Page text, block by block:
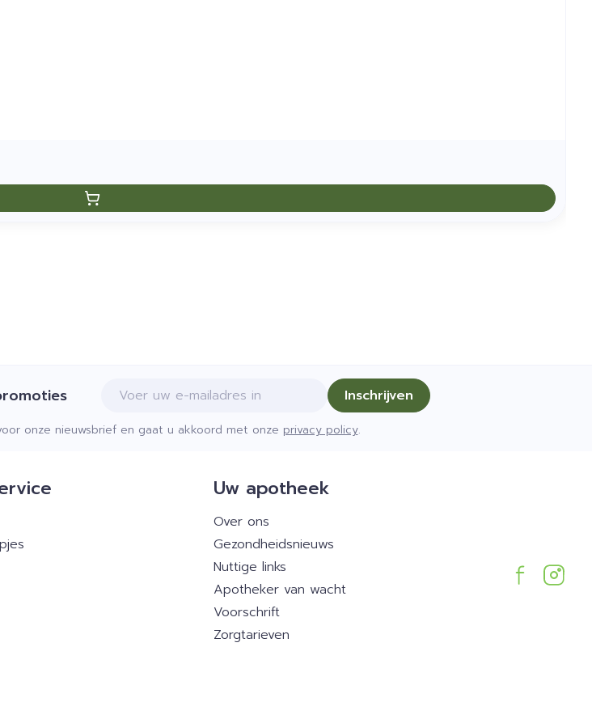
E-mail adres Inschrijven
onze nieuwsbrief en gaat u akkoord met onze privacy policy.
Uw apotheek
Over ons
Gezondheidsnieuws
Nuttige links
Apotheker van wacht
Voorschrift
Zorgtarieven